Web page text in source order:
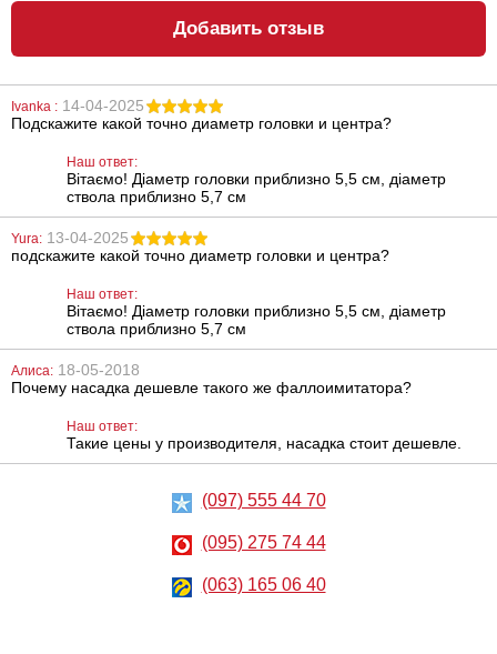
Насадка-
Inch UR3 Thin
Dong
1485 грн
Уценка!
Вибратор-
Johnson Ultra
Realistic, 16 см
Клиторальная
Добавить отзыв
Ivanka : 14-04-2025
Подскажите какой точно диаметр головки и центра?
Наш ответ:
Вітаємо! Діаметр головки приблизно 5,5 см, діаметр
ствола приблизно 5,7 см
Yura: 13-04-2025
подскажите какой точно диаметр головки и центра?
Наш ответ:
Вітаємо! Діаметр головки приблизно 5,5 см, діаметр
ствола приблизно 5,7 см
Алиса: 18-05-2018
Почему насадка дешевле такого же фаллоимитатора?
Наш ответ:
Такие цены у производителя, насадка стоит дешевле.
(097) 555 44 70
(095) 275 74 44
(063) 165 06 40